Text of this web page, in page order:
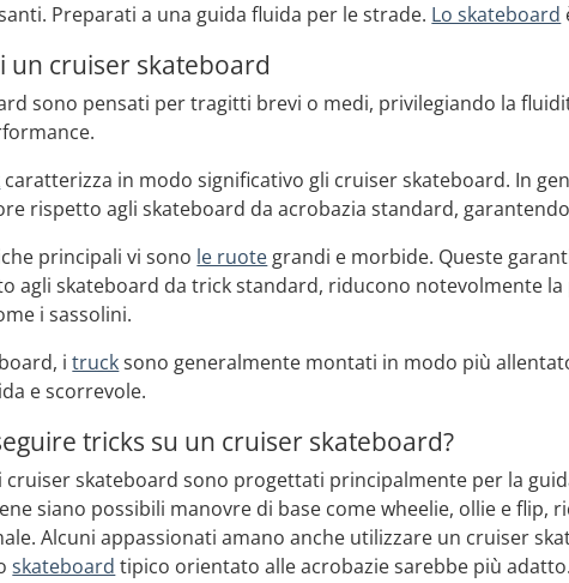
Preparati a una guida fluida per le strade. Lo skateboard
un cruiser skateboard
sono pensati per tragitti brevi o medi, privilegiando la
caratterizza in modo significativo gli cruiser skateboard. In
rispetto agli skateboard da acrobazia standard,
principali vi sono le ruote grandi e morbide. Queste
agli skateboard da trick standard, riducono notevolmente
i sassolini.
itrucksono generalmente montati in modo più
e scorrevole.
tricks su un cruiser skateboard?
cruiser skateboard sono progettati principalmente per la
siano possibili manovre di base come wheelie, ollie e
Alcuni appassionati amano anche utilizzare un cruiser
skateboard tipico orientato alle acrobazie sarebbe più adatto.